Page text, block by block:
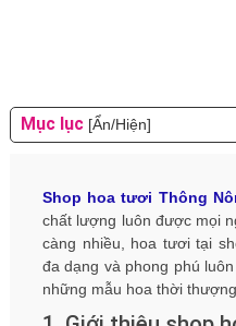
Mục lục [Ẩn/Hiện]
Shop hoa tươi Thông
chất lượng luôn được mọi
càng nhiều, hoa tươi tại
đa dạng và phong phú
những mẫu hoa thời